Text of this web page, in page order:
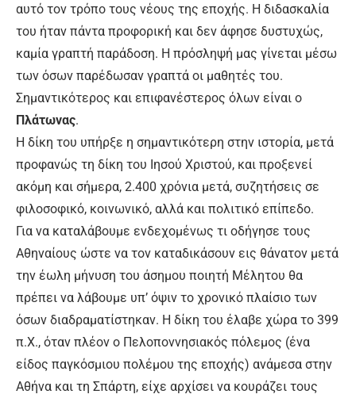
αυτό τον τρόπο τους νέους της εποχής. Η διδασκαλία
του ήταν πάντα προφορική και δεν άφησε δυστυχώς,
καμία γραπτή παράδοση. Η πρόσληψή μας γίνεται μέσω
των όσων παρέδωσαν γραπτά οι μαθητές του.
Σημαντικότερος και επιφανέστερος όλων είναι ο
Πλάτωνας.
Η δίκη του υπήρξε η σημαντικότερη στην ιστορία, μετά
προφανώς τη δίκη του Ιησού Χριστού, και προξενεί
ακόμη και σήμερα, 2.400 χρόνια μετά, συζητήσεις σε
φιλοσοφικό, κοινωνικό, αλλά και πολιτικό επίπεδο.
Για να καταλάβουμε ενδεχομένως τι οδήγησε τους
Αθηναίους ώστε να τον καταδικάσουν εις θάνατον μετά
την έωλη μήνυση του άσημου ποιητή Μέλητου θα
πρέπει να λάβουμε υπ’ όψιν το χρονικό πλαίσιο των
όσων διαδραματίστηκαν. Η δίκη του έλαβε χώρα το 399
π.Χ., όταν πλέον ο Πελοποννησιακός πόλεμος (ένα
είδος παγκόσμιου πολέμου της εποχής) ανάμεσα στην
Αθήνα και τη Σπάρτη, είχε αρχίσει να κουράζει τους